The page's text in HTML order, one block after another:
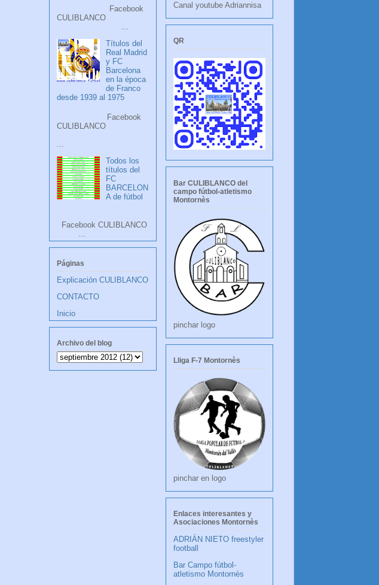
Facebook
CULIBLANCO
...
Títulos del
Real Madrid
y FC
Barcelona
en la época
de Franco
desde 1939 al 1975
Facebook
CULIBLANCO
Todos los
títulos del
FC
BARCELON
A de fútbol
Facebook CULIBLANCO
...
Páginas
Explicación CULIBLANCO
CONTACTO
Inicio
Archivo del blog
Canal youtube Adriannisa
QR
Bar CULIBLANCO del
campo fútbol-atletismo
Montornès
pinchar logo
Lliga F-7 Montornès
pinchar en logo
Enlaces interesantes y
Asociaciones Montornès
ADRIÁN NIETO freestyler
football
Bar Campo fútbol-
atletismo Montornès